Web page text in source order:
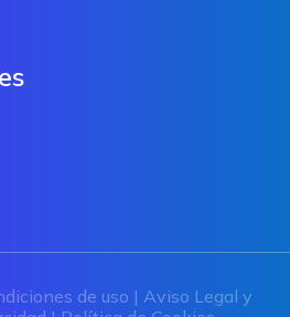
de uso | Aviso Legal y